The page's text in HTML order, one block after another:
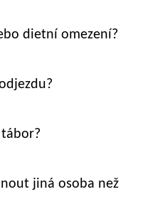
dietní omezení?
jiná osoba než